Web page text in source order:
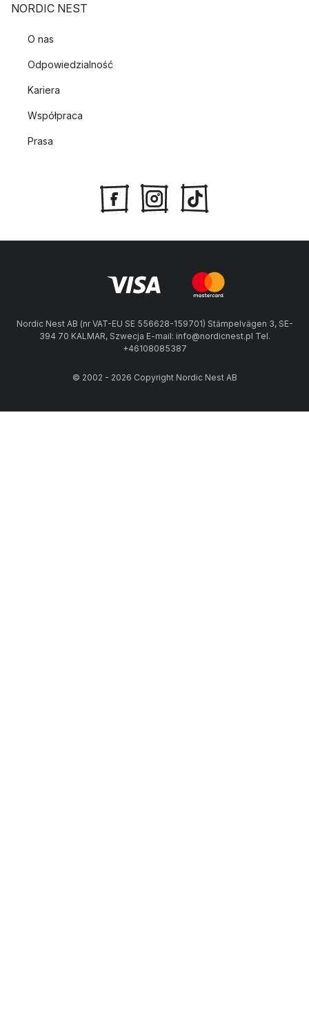
NORDIC NEST
O nas
Odpowiedzialność
Kariera
Współpraca
Prasa
Nordic Nest AB (nr VAT-EU SE 556628-159701) Stämpelvägen 3, SE-
394 70 KALMAR, Szwecja E-mail: info@nordicnest.pl Tel.
+46108085387
© 2002 - 2026 Copyright Nordic Nest AB